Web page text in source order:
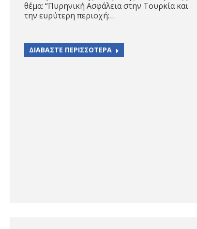
θέμα: “Πυρηνική Ασφάλεια στην Τουρκία και
την ευρύτερη περιοχή:…
ΔΙΑΒΑΣΤΕ ΠΕΡΙΣΣΟΤΕΡΑ